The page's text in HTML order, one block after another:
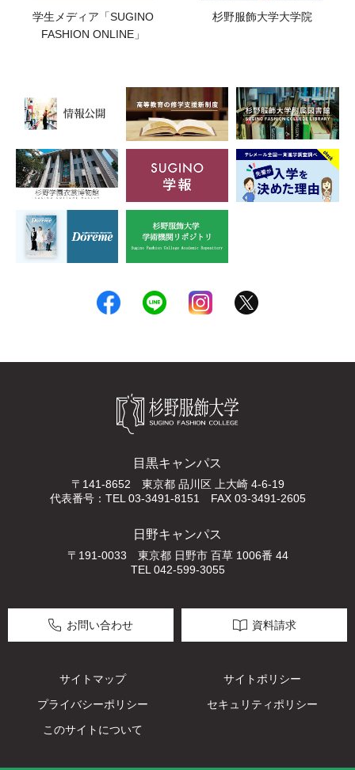
学生メディア「SUGINO
FASHION ONLINE」
杉野服飾大学大学院
目黒キャンパス
〒141-8652 東京都 品川区 上大崎 4-6-19
代表番号：TEL 03-3491-8151 FAX 03-3491-2605
日野キャンパス
〒191-0033 東京都 日野市 百草 1006番 44
TEL 042-599-3055
お問い合わせ 資料請求
サイトマップ
サイトポリシー
プライバシーポリシー
セキュリティポリシー
このサイトについて